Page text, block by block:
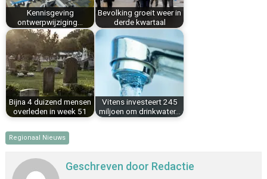
t
Kennisgeving
ontwerpwijziging…
Bevolking groeit weer in
derde kwartaal
Bijna 4 duizend mensen
overleden in week 51
Vitens investeert 245
miljoen om drinkwater…
Regionaal Nieuws
Geschreven door Redactie